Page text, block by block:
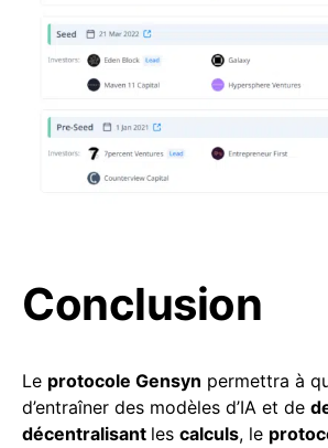
Conclusion
Le protocole Gensyn permettra à
d’entraîner des modèles d’IA et de
décentralisant les calculs, le